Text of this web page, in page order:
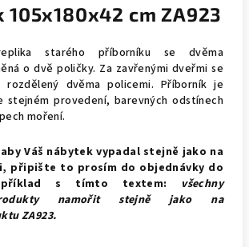
cm ZA923
starého příborníku se dvěma
o dvě poličky. Za zavřenými dveřmi se
rozdělený dvěma policemi. Příborník je
stejném provedení, barevných odstínech
moření.
Váš nábytek vypadal stejně jako na
to prosím do objednávky do
s tímto textem: všechny
namořit stejně jako na
ZA923.